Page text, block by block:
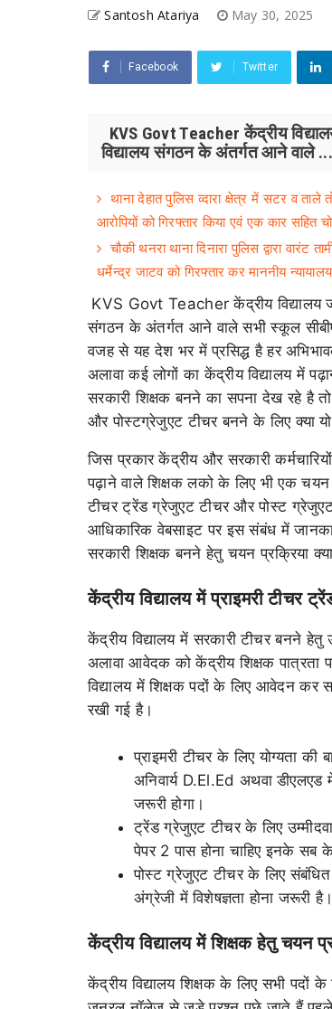
Santosh Atariya May 30, 2025
Facebook Twitter
KVS Govt Teacher केंद्रीय
विद्यालय संगठन के अंतर्गत आने वाले ...
थाना देहात पुलिस व्दारा क्षेत्र में सटर व
आरोपियों को गिरफ्तार किया एवं एक कार सहित
चौकी थनरा थाना दिनारा पुलिस द्वारा
धर्मेन्द्र जाटव को गिरफ्तार कर माननीय
KVS Govt Teacher केंद्रीय विद्यालय
संगठन के अंतर्गत आने वाले सभी स्कूल
वजह से यह देश भर में प्रसिद्ध है हर
अलावा कई लोगों का केंद्रीय विद्यालय में
सरकारी शिक्षक बनने का सपना देख रहे है
और पोस्टग्रेजुएट टीचर बनने के लिए क्या
जिस प्रकार केंद्रीय और सरकारी
पढ़ाने वाले शिक्षक लको के लिए भी एक चयन
टीचर ट्रेंड ग्रेजुएट टीचर और पोस्ट ग्रेजुएट
आधिकारिक वेबसाइट पर इस संबंध में
सरकारी शिक्षक बनने हेतु चयन प्रक्रिया
केंद्रीय विद्यालय में प्राइमरी टीचर
केंद्रीय विद्यालय में सरकारी टीचर बनने हेतु
अलावा आवेदक को केंद्रीय शिक्षक पात्रता
विद्यालय में शिक्षक पदों के लिए आवेदन कर
रखी गई है।
प्राइमरी टीचर के लिए योग्यता
अनिवार्य D.El.Ed अथवा डीएलएड
जरूरी होगा।
ट्रेंड ग्रेजुएट टीचर के लिए
पेपर 2 पास होना चाहिए इनके सब
पोस्ट ग्रेजुएट टीचर के लिए संबंधित
अंग्रेजी में विशेषज्ञता होना जरूरी है।
केंद्रीय विद्यालय में शिक्षक हेतु चयन
केंद्रीय विद्यालय शिक्षक के लिए सभी